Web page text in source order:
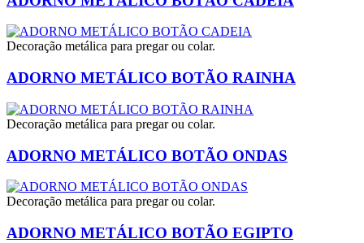
Decoração metálica para pregar ou colar.
ADORNO METÁLICO BOTÃO RAINHA
Decoração metálica para pregar ou colar.
ADORNO METÁLICO BOTÃO ONDAS
Decoração metálica para pregar ou colar.
ADORNO METÁLICO BOTÃO EGIPTO